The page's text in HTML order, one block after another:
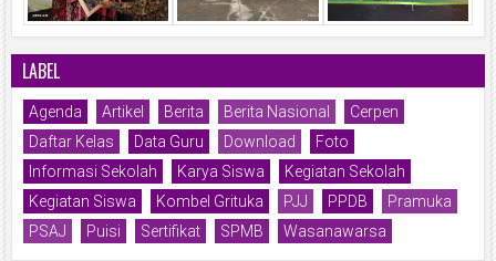
LABEL
Agenda Artikel Berita Berita Nasional
Cerpen
Daftar Kelas
Data Guru Download
Foto
Informasi Sekolah
Karya Siswa
Kegiatan Sekolah
Kegiatan Siswa
Kombel Grituka PJJ PPDB
Pramuka
PSAJ
Puisi Sertifikat SPMB Wasanawarsa